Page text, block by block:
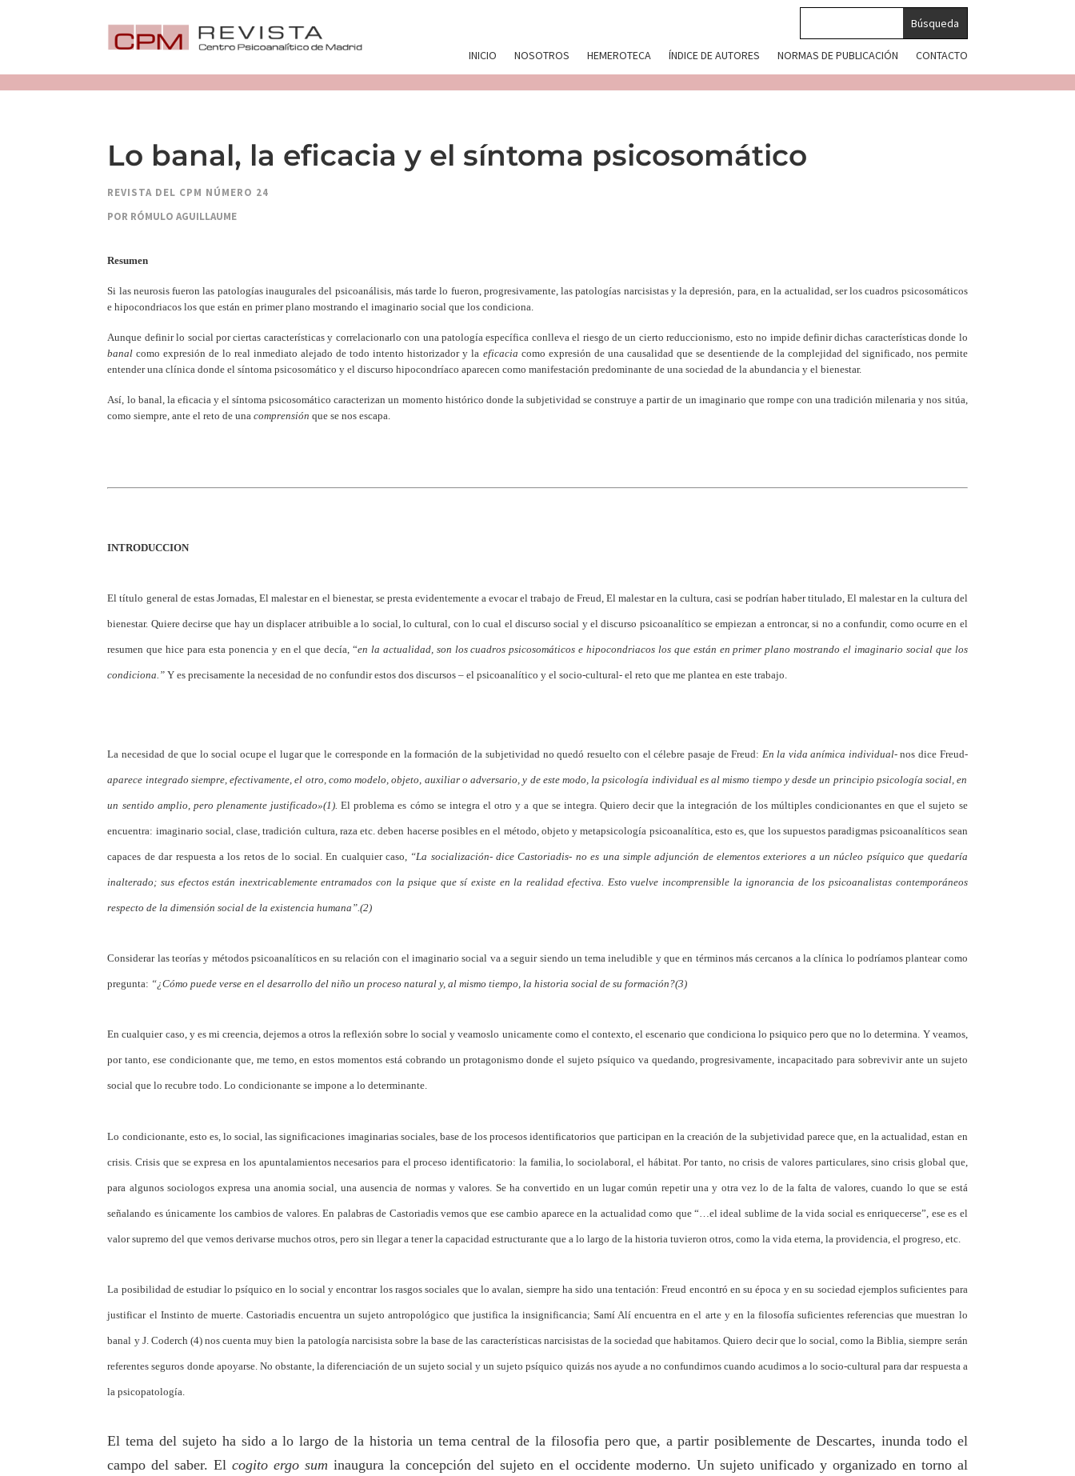
INICIO NOSOTROS HEMEROTECA ÍNDICE DE AUTORES NORMAS DE PUBLICACIÓN CONTACTO
Lo banal, la eficacia y el síntoma psicosomático
REVISTA DEL CPM NÚMERO 24
POR RÓMULO AGUILLAUME
Resumen
Si las neurosis fueron las patologías inaugurales del psicoanálisis, más tarde lo fueron, progresivamente, las patologías narcisistas y la depresión, para, en la actualidad, ser los cuadros psicosomáticos
e hipocondriacos los que están en primer plano mostrando el imaginario social que los condiciona.
Aunque definir lo social por ciertas características y correlacionarlo con una patología específica conlleva el riesgo de un cierto reduccionismo, esto no impide definir dichas características donde lo
banal como expresión de lo real inmediato alejado de todo intento historizador y la eficacia como expresión de una causalidad que se desentiende de la complejidad del significado, nos permite
entender una clínica donde el síntoma psicosomático y el discurso hipocondríaco aparecen como manifestación predominante de una sociedad de la abundancia y el bienestar.
Así, lo banal, la eficacia y el síntoma psicosomático caracterizan un momento histórico donde la subjetividad se construye a partir de un imaginario que rompe con una tradición milenaria y nos sitúa,
como siempre, ante el reto de unacomprensión que se nos escapa.
INTRODUCCION
El título general de estas Jornadas, El malestar en el bienestar, se presta evidentemente a evocar el trabajo de Freud, El malestar en la cultura, casi se podrían haber titulado, El malestar en la cultura del
bienestar. Quiere decirse que hay un displacer atribuible a lo social, lo cultural, con lo cual el discurso social y el discurso psicoanalítico se empiezan a entroncar, si no a confundir, como ocurre en el
resumen que hice para esta ponencia y en el que decía, “en la actualidad, son los cuadros psicosomáticos e hipocondriacos los que están en primer plano mostrando el imaginario social que los
condiciona.” Y es precisamente la necesidad de no confundir estos dos discursos – el psicoanalítico y el socio-cultural- el reto que me plantea en este trabajo.
La necesidad de que lo social ocupe el lugar que le corresponde en la formación de la subjetividad no quedó resuelto con el célebre pasaje de Freud: En la vida anímica individual-nos dice Freud-
aparece integrado siempre, efectivamente, el otro, como modelo, objeto, auxiliar o adversario, y de este modo, la psicología individual es al mismo tiempo y desde un principio psicología social, en
un sentido amplio, pero plenamente justificado»(1). El problema es cómo se integra el otro y a que se integra. Quiero decir que la integración de los múltiples condicionantes en que el sujeto se
encuentra: imaginario social, clase, tradición cultura, raza etc. deben hacerse posibles en el método, objeto y metapsicología psicoanalítica, esto es, que los supuestos paradigmas psicoanalíticos sean
capaces de dar respuesta a los retos de lo social. En cualquier caso, “La socialización- dice Castoriadis- no es una simple adjunción de elementos exteriores a un núcleo psíquico que quedaría
inalterado; sus efectos están inextricablemente entramados con la psique que sí existe en la realidad efectiva. Esto vuelve incomprensible la ignorancia de los psicoanalistas contemporáneos
respecto de la dimensión social de la existencia humana”.(2)
Considerar las teorías y métodos psicoanalíticos en su relación con el imaginario social va a seguir siendo un tema ineludible y que en términos más cercanos a la clínica lo podríamos plantear como
pregunta: “¿Cómo puede verse en el desarrollo del niño un proceso natural y, al mismo tiempo, la historia social de su formación?(3)
En cualquier caso, y es mi creencia, dejemos a otros la reflexión sobre lo social y veamoslo unicamente como el contexto, el escenario que condiciona lo psiquico pero que no lo determina. Y veamos,
por tanto, ese condicionante que, me temo, en estos momentos está cobrando un protagonismo donde el sujeto psíquico va quedando, progresivamente, incapacitado para sobrevivir ante un sujeto
social que lo recubre todo. Lo condicionante se impone a lo determinante.
Lo condicionante, esto es, lo social, las significaciones imaginarias sociales, base de los procesos identificatorios que participan en la creación de la subjetividad parece que, en la actualidad, estan en
crisis. Crisis que se expresa en los apuntalamientos necesarios para el proceso identificatorio: la familia, lo sociolaboral, el hábitat. Por tanto, no crisis de valores particulares, sino crisis global que,
para algunos sociologos expresa una anomia social, una ausencia de normas y valores. Se ha convertido en un lugar común repetir una y otra vez lo de la falta de valores, cuando lo que se está
señalando es únicamente los cambios de valores. En palabras de Castoriadis vemos que ese cambio aparece en la actualidad como que “…el ideal sublime de la vida social es enriquecerse”, ese es el
valor supremo del que vemos derivarse muchos otros, pero sin llegar a tener la capacidad estructurante que a lo largo de la historia tuvieron otros, como la vida eterna, la providencia, el progreso, etc.
La posibilidad de estudiar lo psíquico en lo social y encontrar los rasgos sociales que lo avalan, siempre ha sido una tentación: Freud encontró en su época y en su sociedad ejemplos suficientes para
justificar el Instinto de muerte. Castoriadis encuentra un sujeto antropológico que justifica la insignificancia; Samí Alí encuentra en el arte y en la filosofía suficientes referencias que muestran lo
banal y J. Coderch (4) nos cuenta muy bien la patología narcisista sobre la base de las características narcisistas de la sociedad que habitamos. Quiero decir que lo social, como la Biblia, siempre serán
referentes seguros donde apoyarse. No obstante, la diferenciación de un sujeto social y un sujeto psíquico quizás nos ayude a no confundirnos cuando acudimos a lo socio-cultural para dar respuesta a
la psicopatología.
El tema del sujeto ha sido a lo largo de la historia un tema central de la filosofia pero que, a partir posiblemente de Descartes, inunda todo el
campo del saber. Elcogito ergo suminaugura la concepción del sujeto en el occidente moderno. Un sujeto unificado y organizado en torno al